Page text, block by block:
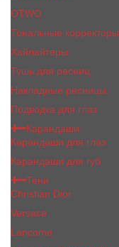
OTWO
Тональные корректоры
Хайлайтеры
Тушь для ресниц
Накладные ресницы
Подводка для глаз
Карандаши
Карандаши для глаз
Карандаши для губ
Тени
Christian Dior
Versace
Lancome